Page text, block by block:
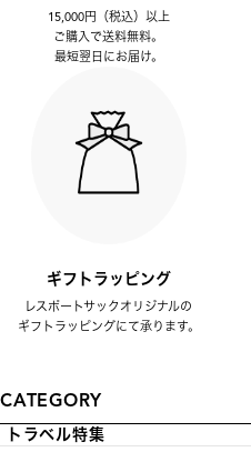
15,000円（税込）以上
ご購入で送料無料。
最短翌日にお届け。
ギフトラッピング
レスポートサックオリジナルの
ギフトラッピングにて承ります。
CATEGORY
トラベル特集